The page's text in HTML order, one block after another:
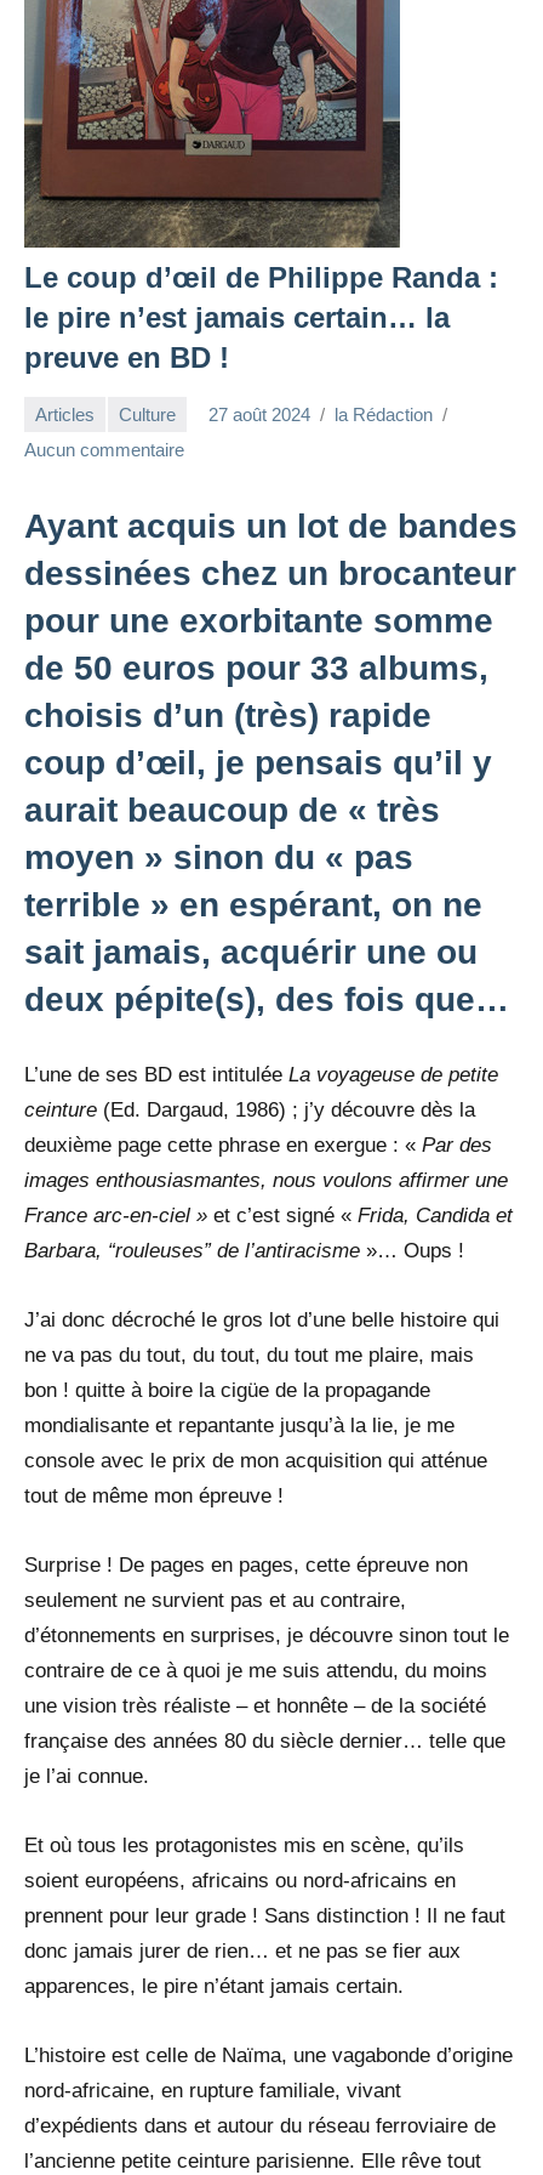
Le coup d’œil de Philippe Randa :
le pire n’est jamais certain… la
preuve en BD !
Articles Culture 27 août 2024
la Rédaction
Aucun commentaire
Ayant acquis un lot de bandes
dessinées chez un brocanteur
pour une exorbitante somme
de 50 euros pour 33 albums,
choisis d’un (très) rapide
coup d’œil, je pensais qu’il y
aurait beaucoup de « très
moyen » sinon du « pas
terrible » en espérant, on ne
sait jamais, acquérir une ou
deux pépite(s), des fois que…
L’une de ses BD est intitulée La voyageuse de petite
ceinture (Ed. Dargaud, 1986) ; j’y découvre dès la
deuxième page cette phrase en exergue : « Par des
images enthousiasmantes, nous voulons affirmer une
France arc-en-ciel » et c’est signé « Frida, Candida et
Barbara, “rouleuses” de l’antiracisme »… Oups !
J’ai donc décroché le gros lot d’une belle histoire qui
ne va pas du tout, du tout, du tout me plaire, mais
bon ! quitte à boire la cigüe de la propagande
mondialisante et repantante jusqu’à la lie, je me
console avec le prix de mon acquisition qui atténue
tout de même mon épreuve !
Surprise ! De pages en pages, cette épreuve non
seulement ne survient pas et au contraire,
d’étonnements en surprises, je découvre sinon tout le
contraire de ce à quoi je me suis attendu, du moins
une vision très réaliste – et honnête – de la société
française des années 80 du siècle dernier… telle que
je l’ai connue.
Et où tous les protagonistes mis en scène, qu’ils
soient européens, africains ou nord-africains en
prennent pour leur grade ! Sans distinction ! Il ne faut
donc jamais jurer de rien… et ne pas se fier aux
apparences, le pire n’étant jamais certain.
L’histoire est celle de Naïma, une vagabonde d’origine
nord-africaine, en rupture familiale, vivant
d’expédients dans et autour du réseau ferroviaire de
l’ancienne petite ceinture parisienne. Elle rêve tout